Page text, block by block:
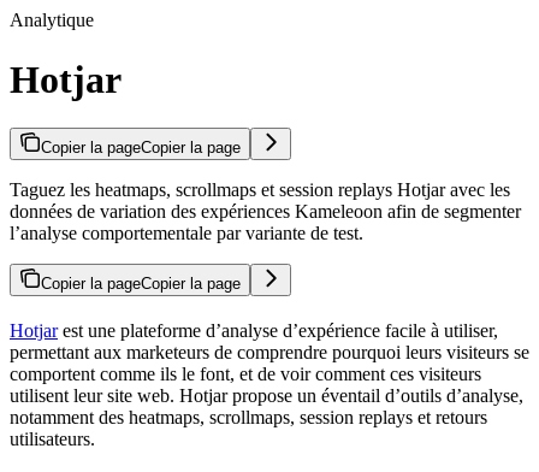
Analytique
Hotjar
Copier la pageCopier la page
Taguez les heatmaps, scrollmaps et session replays Hotjar avec les
données de variation des expériences Kameleoon afin de segmenter
l’analyse comportementale par variante de test.
Copier la pageCopier la page
Hotjarest une plateforme d’analyse d’expérience facile à utiliser,
permettant aux marketeurs de comprendre pourquoi leurs visiteurs se
comportent comme ils le font, et de voir comment ces visiteurs
utilisent leur site web. Hotjar propose un éventail d’outils d’analyse,
notamment des heatmaps, scrollmaps, session replays et retours
utilisateurs.